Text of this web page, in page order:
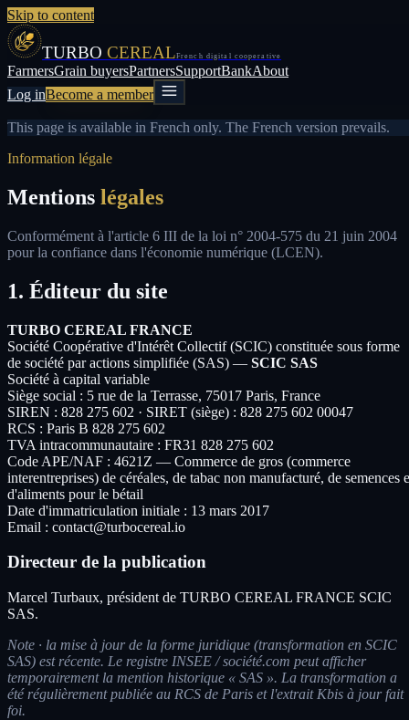
Skip to content
TURBO CEREALFrench digital cooperative
FarmersGrain buyersPartnersSupportBankAbout
Log inBecome a member
This page is available in French only. The French version prevails.
Information légale
Mentions légales
Conformément à l'article 6 III de la loi n° 2004-575 du 21 juin 2004
pour la confiance dans l'économie numérique (LCEN).
1. Éditeur du site
TURBO CEREAL FRANCE
Société Coopérative d'Intérêt Collectif (SCIC) constituée sous forme
de société par actions simplifiée (SAS) — SCIC SAS
Société à capital variable
Siège social : 5 rue de la Terrasse, 75017 Paris, France
SIREN : 828 275 602 · SIRET (siège) : 828 275 602 00047
RCS : Paris B 828 275 602
TVA intracommunautaire : FR31 828 275 602
Code APE/NAF : 4621Z — Commerce de gros (commerce
interentreprises) de céréales, de tabac non manufacturé, de semences
d'aliments pour le bétail
Date d'immatriculation initiale : 13 mars 2017
Email : contact@turbocereal.io
Directeur de la publication
Marcel Turbaux, président de TURBO CEREAL FRANCE SCIC
SAS.
Note · la mise à jour de la forme juridique (transformation en SCIC
SAS) est récente. Le registre INSEE / société.com peut afficher
temporairement la mention historique « SAS ». La transformation a
été régulièrement publiée au RCS de Paris et l'extrait Kbis à jour fait
foi.